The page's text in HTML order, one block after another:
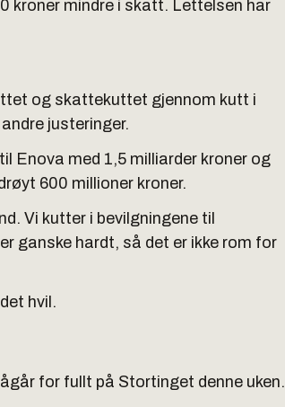
kroner mindre i skatt. Lettelsen har
og skattekuttet gjennom kutt i
justeringer.
Enova med 1,5 milliarder kroner og
600 millioner kroner.
Vi kutter i bevilgningene til
ganske hardt, så det er ikke rom for
hvil.
for fullt på Stortinget denne uken.